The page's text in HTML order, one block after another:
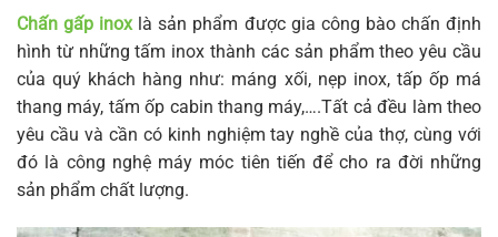
Chấn gấp inoxlà sản phẩm được gia công bào chấn định
hình từ những tấm inox thành các sản phẩm theo yêu cầu
của quý khách hàng như: máng xối, nẹp inox, tấp ốp má
thang máy, tấm ốp cabin thang máy,….Tất cả đều làm theo
yêu cầu và cần có kinh nghiệm tay nghề của thợ, cùng với
đó là công nghệ máy móc tiên tiến để cho ra đời những
sản phẩm chất lượng.